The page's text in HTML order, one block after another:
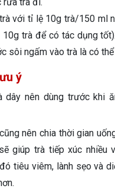
với tỉ lệ 10g trà/150 ml
10g trà để có tác dụng
sôi ngấm vào trà là có
ý
dây nên dùng trước khi
nên chia thời gian
giúp trà tiếp xúc nhiều
tiêu viêm, lành sẹo và